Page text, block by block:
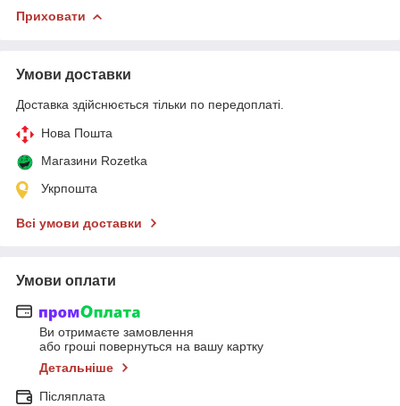
Приховати
Умови доставки
Доставка здійснюється тільки по передоплаті.
Нова Пошта
Магазини Rozetka
Укрпошта
Всі умови доставки
Умови оплати
Ви отримаєте замовлення
або гроші повернуться на вашу картку
Детальніше
Післяплата